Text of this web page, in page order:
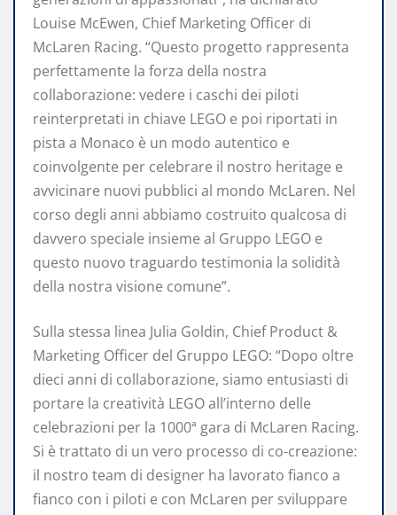
Louise McEwen, Chief Marketing Officer di
McLaren Racing. “Questo progetto rappresenta
perfettamente la forza della nostra
collaborazione: vedere i caschi dei piloti
reinterpretati in chiave LEGO e poi riportati in
pista a Monaco è un modo autentico e
coinvolgente per celebrare il nostro heritage e
avvicinare nuovi pubblici al mondo McLaren. Nel
corso degli anni abbiamo costruito qualcosa di
davvero speciale insieme al Gruppo LEGO e
questo nuovo traguardo testimonia la solidità
della nostra visione comune”.
Sulla stessa linea Julia Goldin, Chief Product &
Marketing Officer del Gruppo LEGO: “Dopo oltre
dieci anni di collaborazione, siamo entusiasti di
portare la creatività LEGO all’interno delle
celebrazioni per la 1000ª gara di McLaren Racing.
Si è trattato di un vero processo di co-creazione:
il nostro team di designer ha lavorato fianco a
fianco con i piloti e con McLaren per sviluppare